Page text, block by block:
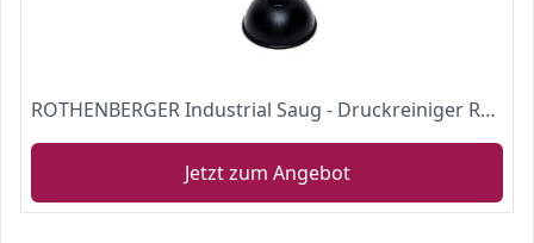
ROTHENBERGER Industrial Saug - Druckreiniger RoPump , Abfluss - Reiniger zum Beseitigen von Rohr - Verstopfungen im Siphon- und Abflussbereich 71991
Jetzt zum Angebot